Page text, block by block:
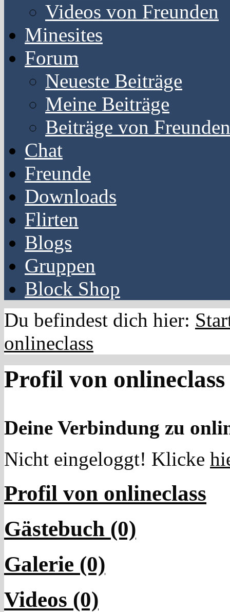
Videos von Freunden
Minesites
Forum
Neueste Beiträge
Meine Beiträge
Beiträge von Freunden
Chat
Freunde
Downloads
Flirten
Blogs
Gruppen
Block Shop
Du befindest dich hier:
onlineclass
Profil von onlineclass
Deine Verbindung zu
Nicht eingeloggt! Klicke
Profil von onlineclass
Gästebuch (0)
Galerie (0)
Videos (0)